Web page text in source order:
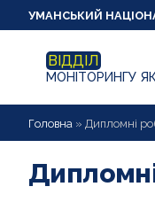
УМАНСЬКИЙ
ВІДДІЛ
МОНІТОРИНГУ
НОВИНИ
ПРО ВІДДІЛ
Головна » Дипломні